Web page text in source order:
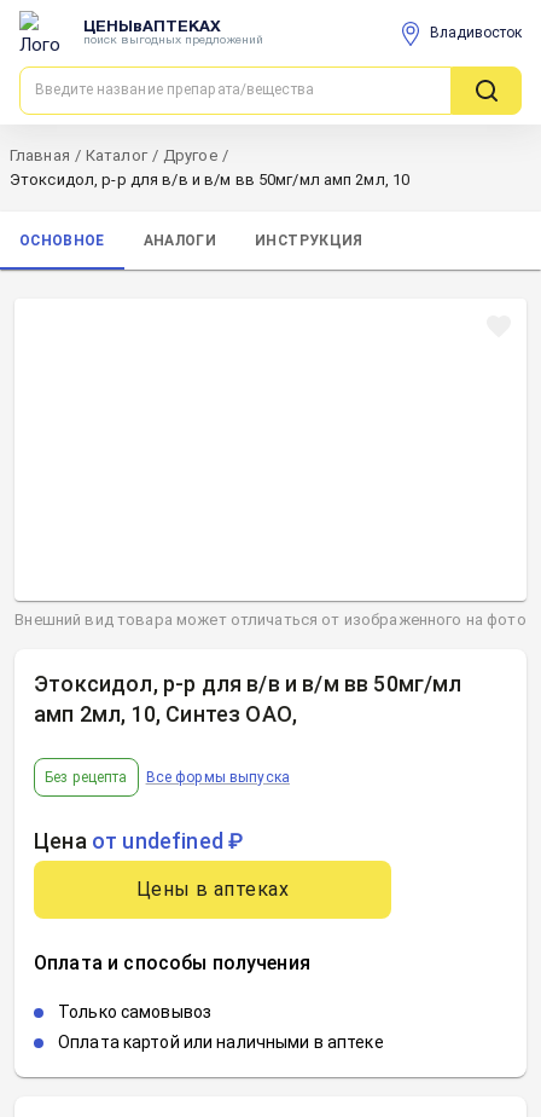
ЦЕНЫвАПТЕКАХ
поиск выгодных предложений Владивосток
Главная / Каталог / Другое /
Этоксидол, р-р для в/в и в/м вв 50мг/мл амп 2мл, 10
ОСНОВНОЕ АНАЛОГИ ИНСТРУКЦИЯ
Этоксидол, р-р для в/в и в/м вв 50мг/мл
амп 2мл, 10, Синтез ОАО,
Без рецепта Все формы выпуска
Цена от undefined ₽
Цены в аптеках
Оплата и способы получения
Только самовывоз
Оплата картой или наличными в аптеке
Внешний вид товара может отличаться от изображенного на фото